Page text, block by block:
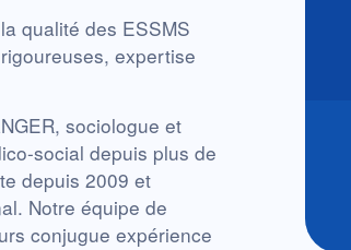
qualité des ESSMS
expertise
sociologue et
social depuis plus de
depuis 2009 et
Notre équipe de
conjugue expérience